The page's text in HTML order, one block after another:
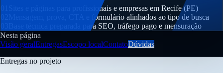
Sites e páginas para profissionais e empresas em Recife (PE)
Mensagem, prova, CTA e formulário alinhados ao tipo de busca
Base técnica preparada para SEO, tráfego pago e mensuração
Nesta página
Visão geralEntregasEscopo localContatoDúvidas
Entregas no projeto